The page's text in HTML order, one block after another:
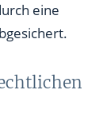
eine